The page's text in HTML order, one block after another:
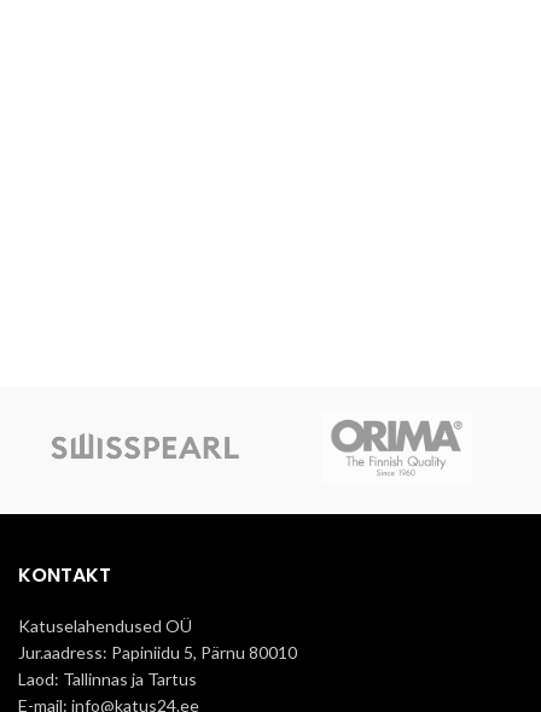
KONTAKT
Katuselahendused OÜ
Jur.aadress: Papiniidu 5, Pärnu 80010
Laod: Tallinnas ja Tartus
E-mail: info@katus24.ee